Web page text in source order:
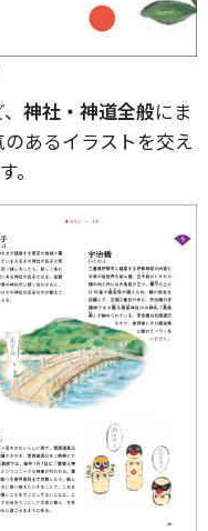
神社・神道全般にま
あるイラストを交え
。